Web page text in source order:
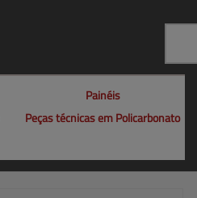
Painéis
Peças técnicas em Policarbonato